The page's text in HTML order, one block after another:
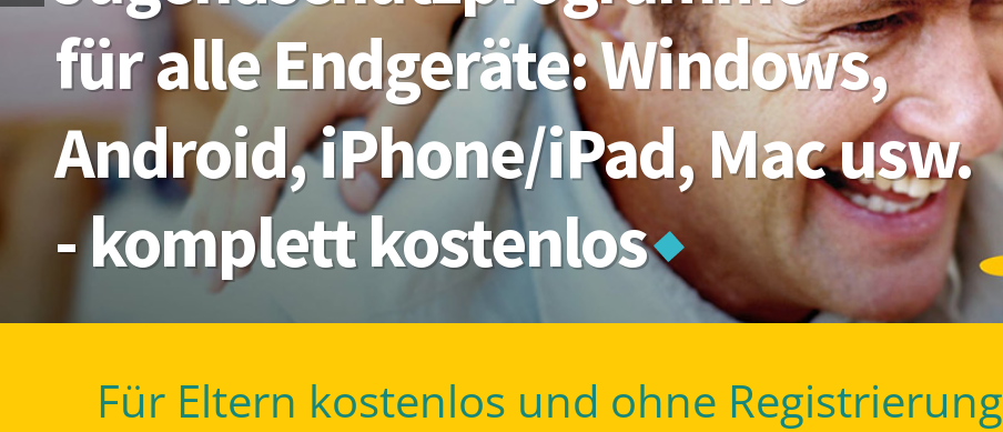
- komplett kostenlos
Android, iPhone/iPad, Mac usw.
für alle Endgeräte: Windows,
Für Eltern kostenlos und ohne Registrierung